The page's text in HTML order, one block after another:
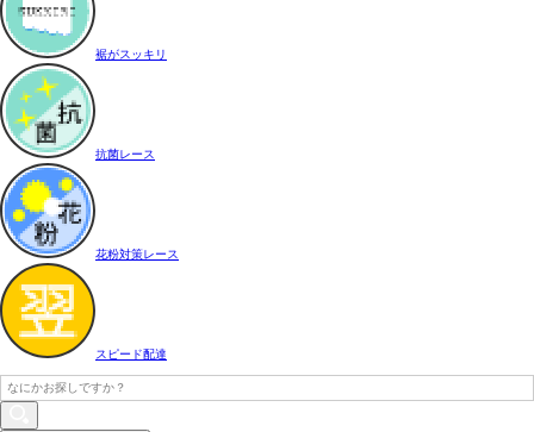
裾がスッキリ
抗菌レース
花粉対策レース
スピード配達